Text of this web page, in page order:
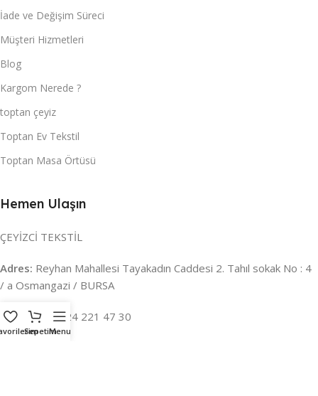
İade ve Değişim Süreci
Müşteri Hizmetleri
Blog
Kargom Nerede ?
toptan çeyiz
Toptan Ev Tekstil
Toptan Masa Örtüsü
Hemen Ulaşın
ÇEYİZCİ TEKSTİL
Adres: Reyhan Mahallesi Tayakadın Caddesi 2. Tahıl sokak No : 4
/ a Osmangazi / BURSA
İLETİŞİM : 0224 221 47 30
SepetimMenu